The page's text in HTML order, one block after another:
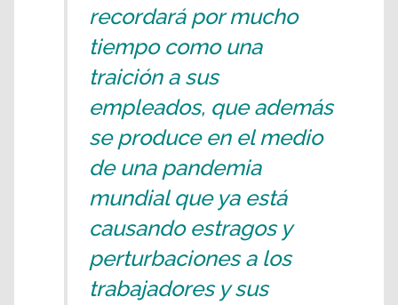
recordará por mucho
tiempo como una
traición a sus
empleados, que además
se produce en el medio
de una pandemia
mundial que ya está
causando estragos y
perturbaciones a los
trabajadores y sus